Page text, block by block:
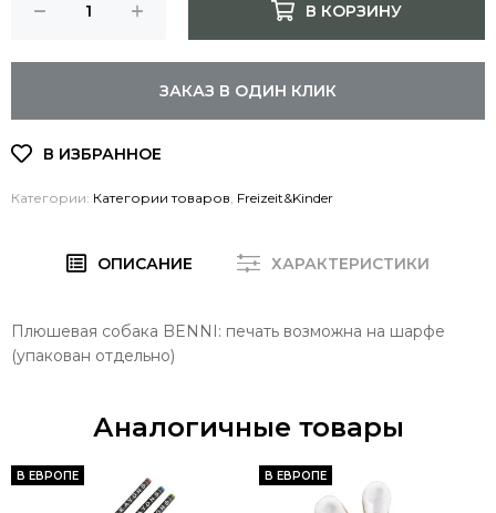
В КОРЗИНУ
ЗАКАЗ В ОДИН КЛИК
Категории: Категории товаров Freizeit&Kinder
ОПИСАНИЕ ХАРАКТЕРИСТИКИ
Плюшевая собака BENNI: печать возможна на шарфе
(упакован отдельно)
Аналогичные товары
В ЕВРОПЕ В ЕВРОПЕ